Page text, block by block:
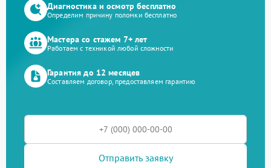
Диагностика и осмотр бесплатно
Определим причину поломки бесплатно
Мастера со стажем 7+ лет
Работаем с техникой любой сложности
Гарантия до 12 месяцев
Составляем договор, предоставляем гарантию
Отправить заявку